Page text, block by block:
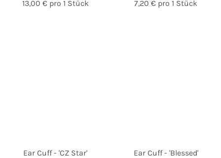
13,00 € pro 1 Stück
7,20 € pro 1 Stück
Ear Cuff - 'CZ Star'
Ear Cuff - 'Blessed'